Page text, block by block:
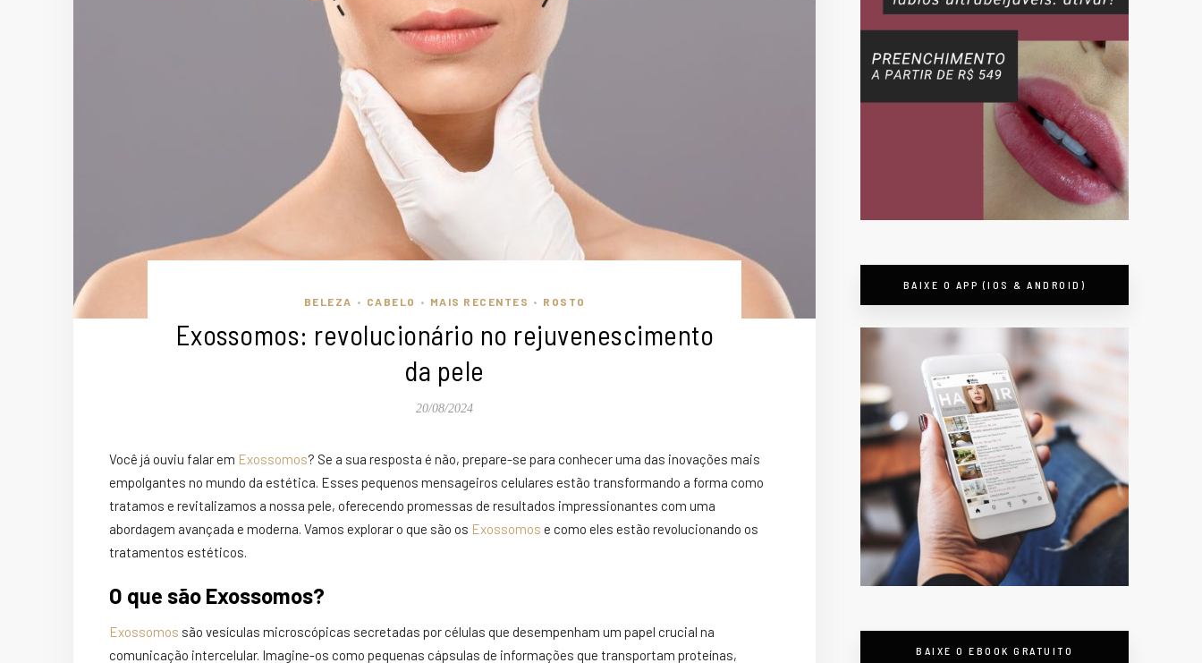
BELEZA • CABELO • MAIS RECENTES • ROSTO
Exossomos: revolucionário no rejuvenescimento
da pele
20/08/2024
Você já ouviu falar em Exossomos? Se a sua resposta é não, prepare-se para conhecer uma das inovações mais
empolgantes no mundo da estética. Esses pequenos mensageiros celulares estão transformando a forma como
tratamos e revitalizamos a nossa pele, oferecendo promessas de resultados impressionantes com uma
abordagem avançada e moderna. Vamos explorar o que são os Exossomos e como eles estão revolucionando os
tratamentos estéticos.
O que são Exossomos?
Exossomos são vesículas microscópicas secretadas por células que desempenham um papel crucial na
comunicação intercelular. Imagine-os como pequenas cápsulas de informações que transportam proteínas,
BAIXE O APP (IOS & ANDROID)
BAIXE O EBOOK GRATUITO